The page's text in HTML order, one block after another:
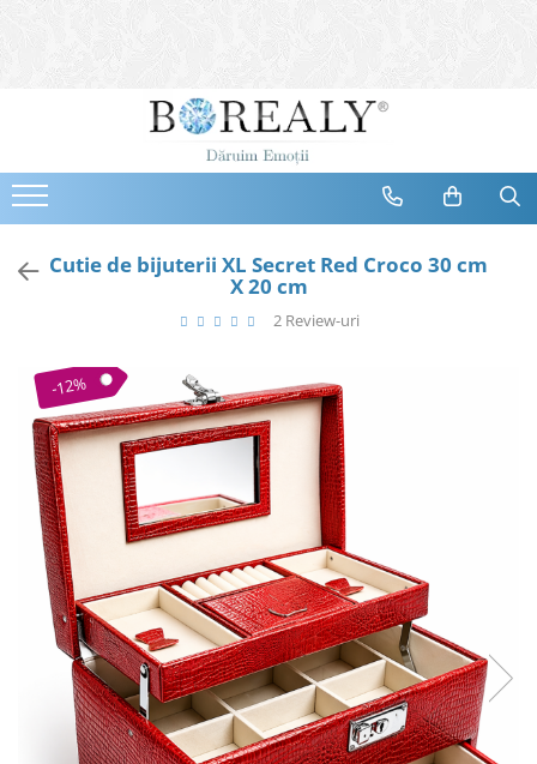
Bijuterii
Cercei
Bratari
Coliere
Destinatari
Bijuterii Femei
Bijuterii Copii
Bijuterii Mirese
Selectii
Reduceri
Cele mai noi
Cele mai vandute
Cele mai votate
Cu video
0 Lei - 100 Lei
Cutie de bijuterii XL Secret Red Croco 30 cm
X 20 cm
2 Review-uri
-12%